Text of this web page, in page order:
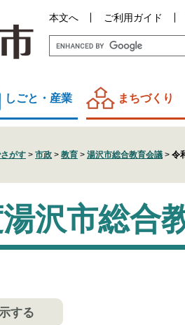
本文へ ご利用ガイド
しごと・産業 まちづくり
がす > 市政 > 教育 > 湯沢市総合教育会議 > 令
沢市総合
する